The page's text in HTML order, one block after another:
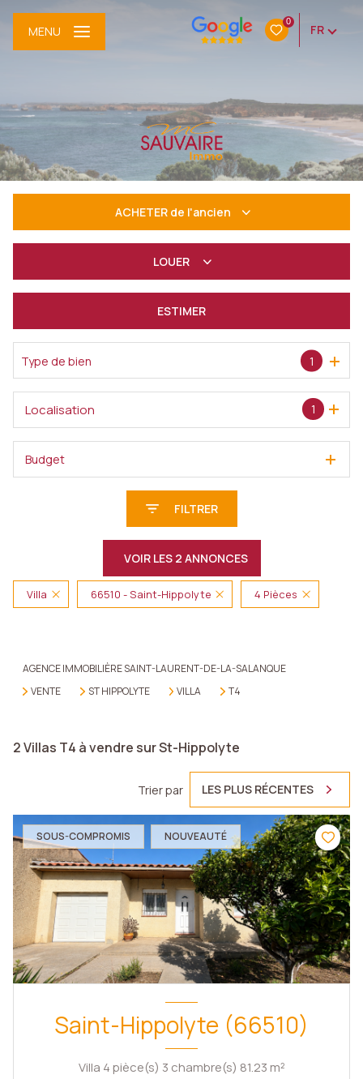
0
FR
MENU
ACHETER de l'ancien
LOUER
De l'immo pro
ESTIMER
Type de bien 1
1
Localisation
Budget
FILTRER
VOIR LES 2 ANNONCES
Villa 66510 - Saint-Hippolyte 4 Pièces
AGENCE IMMOBILIÈRE SAINT-LAURENT-DE-LA-SALANQUE
VENTE
ST HIPPOLYTE VILLA T4
2Villas T4 à vendre sur St-Hippolyte
Trier par LES PLUS RÉCENTES
SOUS-COMPROMIS NOUVEAUTÉ
Saint-Hippolyte (66510)
Villa 4 pièce(s) 3 chambre(s) 81.23 m²